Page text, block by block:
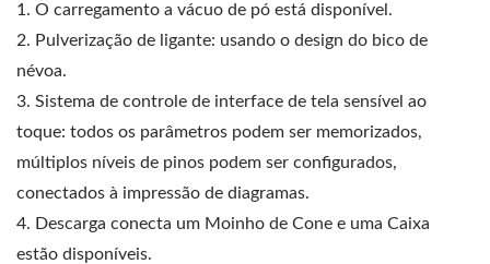
1. O carregamento a vácuo de pó está disponível.
2. Pulverização de ligante: usando o design do bico de
névoa.
3. Sistema de controle de interface de tela sensível ao
toque: todos os parâmetros podem ser memorizados,
múltiplos níveis de pinos podem ser configurados,
conectados à impressão de diagramas.
4. Descarga conecta um Moinho de Cone e uma Caixa
estão disponíveis.